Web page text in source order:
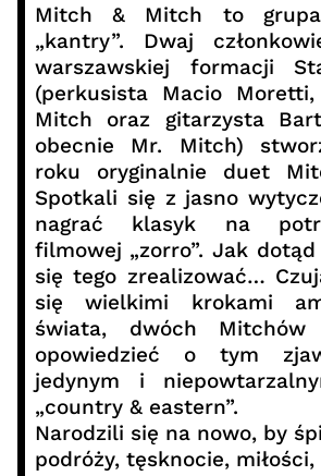
Mitch & Mitch to grupa
„kantry”. Dwaj
warszawskiej formacji
(perkusista Macio
Mitch oraz gitarzysta
obecnie Mr. Mitch)
roku oryginalnie duet
Spotkali się z jasno
nagrać klasyk na
filmowej „zorro”. Jak
się tego zrealizować…
się wielkimi krokami
świata, dwóch Mitchów
opowiedzieć o tym
jedynym i
„country & eastern”.
Narodzili się na nowo, by
podróży, tęsknocie,